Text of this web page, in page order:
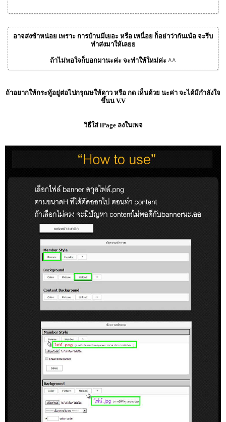
อาจส่งช้าหน่อย เพราะ การบ้านมีเยอะ หรือ เหนื่อย ก็อย่าว่ากันเน้อ จะรีบ
ทำส่งมาให้เลยย
ถ้าไม่พอใจก็บอกมานะค่ะ จะทำให้ใหม่ค่ะ ^^
ถ้าอยากให้กระทู้อยู่ต่อไปกรุณษให้ดาว หรือ กด เห็นด้วย นะค่า จะได้มีกำลังใจ
ขึ้นน V.V
วิธีใส่ iPage ลงในเพจ